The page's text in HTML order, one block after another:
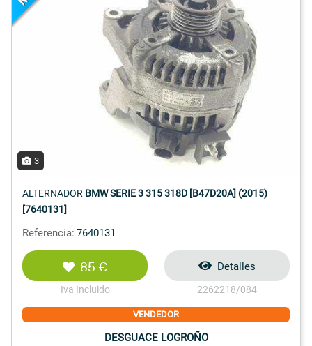
3
ALTERNADOR BMW SERIE 3 315 318D [B47D20A] (2015)
[7640131]
Referencia: 7640131
85 €
Iva Incluido
Detalles
2262218/084
VENDEDOR
DESGUACE LOGROÑO